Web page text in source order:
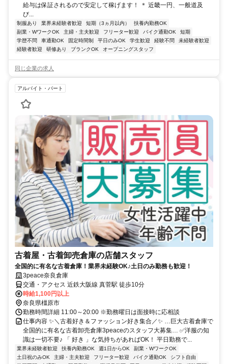
給与は保証されるので安定して稼げます！ ＊ 近畿一円、一般道及
び...
制服あり 業界未経験者歓迎 短期（3ヵ月以内）
扶養内勤務OK
副業・WワークOK
主婦・主夫歓迎 フリーター歓迎 バイク通勤OK
短期
学歴不問
車通勤OK 固定時間制 平日のみOK 学生歓迎 経験不問
未経験者歓迎
経験者歓迎
研修あり ブランクOK オープニングスタッフ
同じ企業の求人
アルバイト・パート
古着屋・古着卸売倉庫の店舗スタッフ
全国的に有名な古着倉庫！業界未経験OK♪土日のみ勤務も歓迎！
3peace奈良倉庫
交通・アクセス 近鉄大阪線 真菅駅 徒歩10分
時給1,100円以上
奈良県橿原市
勤務時間詳細 11:00～20:00 ※勤務曜日は面接時に応相談
仕事内容 ✨＼古着好き＆ファッション好き集合／✨ …巨大古着倉庫で
全国的に有名な古着卸売倉庫3peaceのスタッフ大募集… ✅洋服の知
識は一切不要♪ 「 好き 」な気持ちがあればOK！ 平日勤務で...
業界未経験者歓迎 扶養内勤務OK 週1日からOK
副業・WワークOK
土日祝のみOK
主婦・主夫歓迎 フリーター歓迎 バイク通勤OK
シフト自由